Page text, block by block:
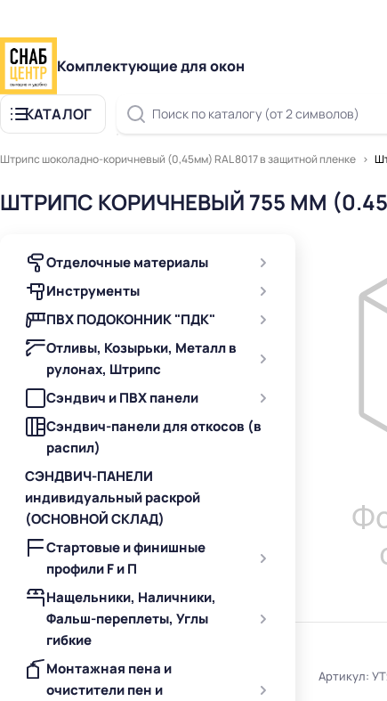
Комплектующие для окон
КАТАЛОГ Поиск по каталогу (от 2 символов)
Штрипс шоколадно-коричневый (0,45мм) RAL 8017 в защитной пленке
ШТРИПС КОРИЧНЕВЫЙ 755 ММ
Отделочные материалы
Инструменты
ПВХ ПОДОКОННИК "ПДК"
Отливы, Козырьки, Металл в
рулонах, Штрипс
Сэндвич и ПВХ панели
Сэндвич-панели для откосов (в
распил)
СЭНДВИЧ-ПАНЕЛИ
индивидуальный раскрой
(ОСНОВНОЙ СКЛАД)
Стартовые и финишные
профили F и П
Нащельники, Наличники,
Фальш-переплеты, Углы
гибкие
Монтажная пена и
очистители пен и
Артикул: